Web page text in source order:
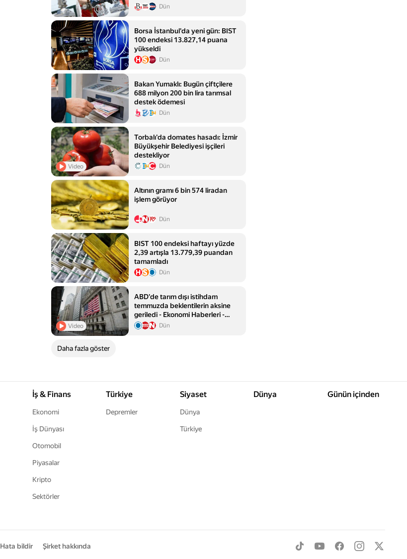
Dün
Borsa İstanbul'da yeni gün: BIST
100 endeksi 13.827,14 puana
yükseldi
Dün
Bakan Yumaklı: Bugün çiftçilere
688 milyon 200 bin lira tarımsal
destek ödemesi
Dün
Video
Torbalı'da domates hasadı: İzmir
Büyükşehir Belediyesi işçileri
destekliyor
Dün
Altının gramı 6 bin 574 liradan
işlem görüyor
Dün
BIST 100 endeksi haftayı yüzde
2,39 artışla 13.779,39 puandan
tamamladı
Dün
Video
ABD'de tarım dışı istihdam
temmuzda beklentilerin aksine
geriledi - Ekonomi Haberleri -
Habertürk
Dün
Daha fazla göster
İş & Finans
Ekonomi
İş Dünyası
Otomobil
Piyasalar
Kripto
Sektörler
Türkiye
Depremler
Siyaset
Dünya
Türkiye
Dünya Günün içinden
Hata bildir Şirket hakkında